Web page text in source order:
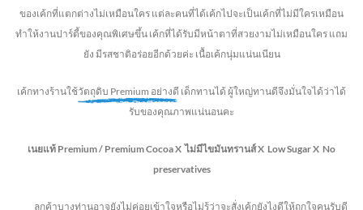
ของเค้กที่แตกต่างไม่เหมือนใคร แต่ละคนที่ได้เค้กไปจะเป็นเค้กที่ไม่มีใครเหมือน
ทำให้งานปาร์ตี้ของคุณพิเศษขึ้น เค้กที่ได้รับมีหน้าตาที่สวยงามไม่เหมือนใคร แถม
ยัง มีรสชาติอร่อยอีกด้วยค่ะ เนื้อเค้กนุ่มแน่นเนียน
เค้กทางร้านใช้วัตถุดิบ Premium อย่างดี เด็กทานได้ ผู้ใหญ่ทานดีจึงมั่นใจได้ว่าได้
รับของคุณภาพแน่นอนคะ
เนยแท้ Premium / Premium CocoaX ไม่มีไขมันทรานส์X Low SugarX No
preservatives
ลูกค้าบางท่านอาจยังไม่ค่อยเข้าใจหรือไม่รู้ว่าจะสั่งเค้กยังไงดีให้ถูกใจคนรับดี